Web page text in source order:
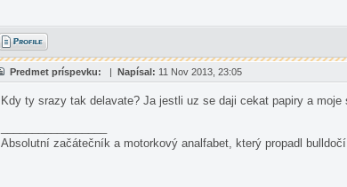
Predmet príspevku: | Napísal: 11 Nov 2013, 23:05
Kdy ty srazy tak delavate? Ja jestli uz se daji cekat papiry a moje
Absolutní začátečník a motorkový analfabet, který propadl